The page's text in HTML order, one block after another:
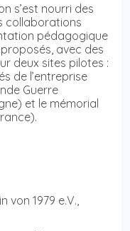
s’est nourri des
collaborations
pédagogique
avec des
deux sites pilotes :
de l’entreprise
Guerre
et le mémorial
von 1979 e.V.,